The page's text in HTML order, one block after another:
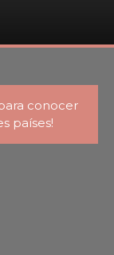
conocer
países!